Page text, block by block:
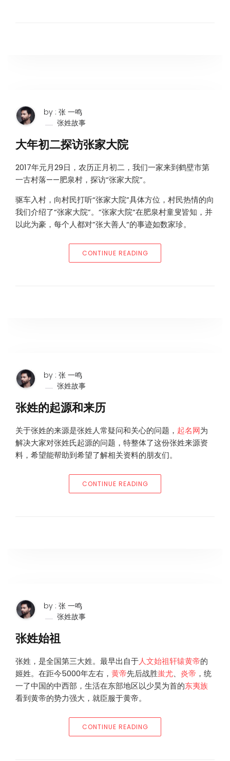
by : 张 一鸣
张姓故事
大年初二探访张家大院
2017年元月29日，农历正月初二，我们一家来到鹤壁市第
一古村落——肥泉村，探访“张家大院”。
驱车入村，向村民打听“张家大院”具体方位，村民热情的向
我们介绍了“张家大院”。“张家大院“在肥泉村童叟皆知，并
以此为豪，每个人都对”张大善人“的事迹如数家珍。
CONTINUE READING“大年初二探访张家大院”
by : 张 一鸣
张姓故事
张姓的起源和来历
关于张姓的来源是张姓人常疑问和关心的问题， 起名网为
解决大家对张姓氏起源的问题，特整体了这份张姓来源资
料，希望能帮助到希望了解相关资料的朋友们。
CONTINUE READING“张姓的起源和来历”
by : 张 一鸣
张姓故事
张姓始祖
张姓，是全国第三大姓。最早出自于人文始祖轩辕黄帝的
姬姓。在距今5000年左右， 黄帝先后战胜蚩尤、 炎帝 ，统
一了中国的中西部，生活在东部地区以少昊为首的东夷族
看到黄帝的势力强大，就臣服于黄帝。
CONTINUE READING“张姓始祖”